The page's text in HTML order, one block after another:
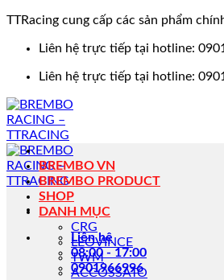
TTRacing cung cấp các sản phẩm
Liên hệ trực tiếp tại hotline:
Liên hệ trực tiếp tại hotline:
Liên hệ
08:00 - 17:00
0901966996
BREMBO VN
BREMBO PRODUCT
SHOP
DANH MỤC
CRG
LEOVINCE
TWM
ACCOSSATO